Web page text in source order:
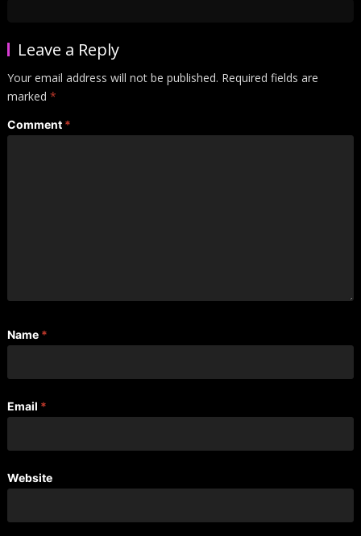
Leave a Reply
Your email address will not be published. Required fields are
marked *
Comment *
Name *
Email *
Website